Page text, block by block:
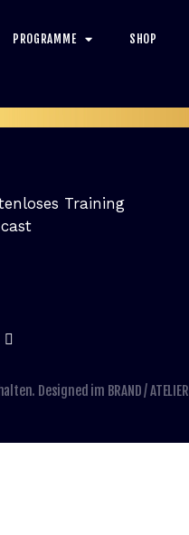
PROGRAMME SHOP
Training
Designed im BRAND / ATELIER